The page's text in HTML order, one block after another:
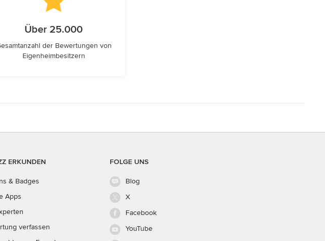
Über 25.000
der Bewertungen von
Eigenheimbesitzern
ERKUNDEN
& Badges
Apps
verfassen
FOLGE UNS
Blog
X
Facebook
YouTube